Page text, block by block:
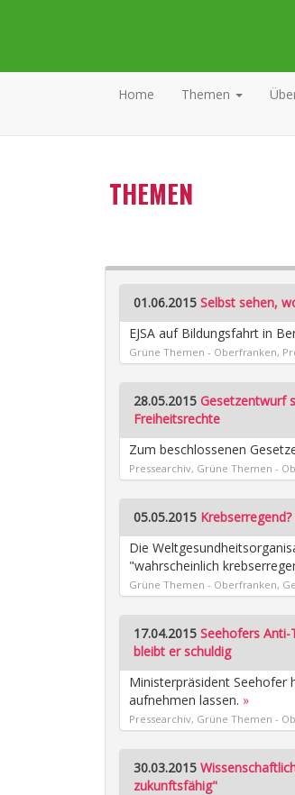
Home Themen
THEMEN
01.06.2015 Selbst sehen,
EJSA auf Bildungsfahrt in
Grüne Themen - Oberfranken,
28.05.2015 Gesetzentwurf
Freiheitsrechte
Zum beschlossenen
Pressearchiv, Grüne Themen -
05.05.2015
Die
"wahrscheinlich
Grüne Themen - Oberfranken,
17.04.2015 Seehofers
bleibt er schuldig
Ministerpräsident Seehofer
aufnehmen lassen. »
Pressearchiv, Grüne Themen -
30.03.2015
zukunftsfähig"